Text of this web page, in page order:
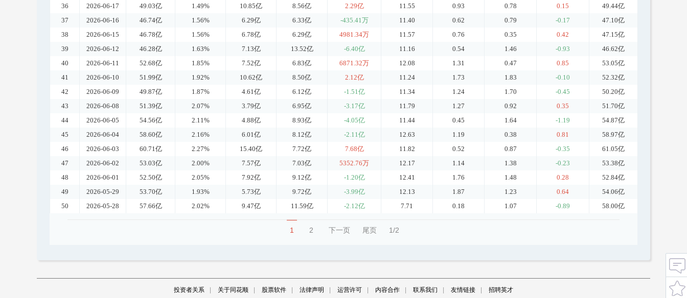
36
2026-06-17 49.03亿 1.49% 10.85亿 8.56亿 2.29亿 11.55 0.93 0.78 0.15
49.44亿
37
2026-06-16 46.74亿 1.56% 6.29亿 6.33亿 -435.41万 11.40 0.62 0.79 -0.17
47.10亿
38
2026-06-15 46.78亿 1.56% 6.78亿 6.29亿 4981.34万 11.57 0.76 0.35 0.42
47.15亿
39
2026-06-12 46.28亿 1.63% 7.13亿 13.52亿 -6.40亿 11.16 0.54 1.46 -0.93
46.62亿
40
2026-06-11 52.68亿 1.85% 7.52亿 6.83亿 6871.32万 12.08 1.31 0.47 0.85
53.05亿
41
2026-06-10 51.99亿 1.92% 10.62亿 8.50亿 2.12亿 11.24 1.73 1.83 -0.10
52.32亿
42
2026-06-09 49.87亿 1.87% 4.61亿 6.12亿 -1.51亿 11.34 1.24 1.70 -0.45
50.20亿
43
2026-06-08 51.39亿 2.07% 3.79亿 6.95亿 -3.17亿 11.79 1.27 0.92 0.35
51.70亿
44
2026-06-05 54.56亿 2.11% 4.88亿 8.93亿 -4.05亿 11.44 0.45 1.64 -1.19
54.87亿
45
2026-06-04 58.60亿 2.16% 6.01亿 8.12亿 -2.11亿 12.63 1.19 0.38 0.81
58.97亿
46
2026-06-03 60.71亿 2.27% 15.40亿 7.72亿 7.68亿 11.82 0.52 0.87 -0.35
61.05亿
47
2026-06-02 53.03亿 2.00% 7.57亿 7.03亿 5352.76万 12.17 1.14 1.38 -0.23
53.38亿
48
2026-06-01 52.50亿 2.05% 7.92亿 9.12亿 -1.20亿 12.41 1.76 1.48 0.28
52.84亿
49
2026-05-29 53.70亿 1.93% 5.73亿 9.72亿 -3.99亿 12.13 1.87 1.23 0.64
54.06亿
50
2026-05-28 57.66亿 2.02% 9.47亿 11.59亿 -2.12亿 7.71 0.18 1.07 -0.89 58.00亿
1 2 下一页 尾页 1/2
投资者关系 关于同花顺 股票软件 法律声明 运营许可 内容合作 联系我们 友情链接 招聘英才